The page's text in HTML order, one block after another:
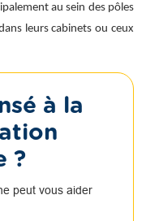
au sein des pôles
leurs cabinets ou ceux
à la
?
peut vous aider